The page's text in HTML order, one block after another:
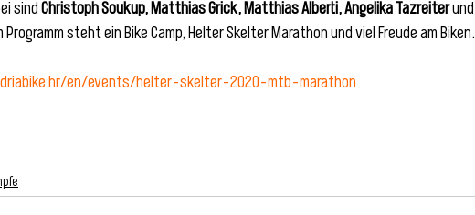
sind Christoph Soukup, Matthias Grick, Matthias Alberti, Angelika Tazreiter und
Programm steht ein Bike Camp, Helter Skelter Marathon und viel Freude am Biken.
en/events/helter-skelter-2020-mtb-marathon